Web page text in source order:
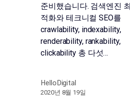
준비했습니다. 검색엔진 최
적화와 테크니컬 SEO를
crawlability, indexability,
renderability, rankability,
clickability 총 다섯…
HelloDigital
2020년 8월 19일